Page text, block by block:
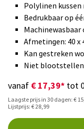
Polylinen
Bedrukbaar op
Machinewasbaar
Afmetingen: 40 x
Kan gestreken
Niet
vanaf € 17,39* tot
Laagste prijs in 30 dagen: €
Lijstprijs: € 28,99